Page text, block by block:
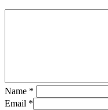
Name *
Email *